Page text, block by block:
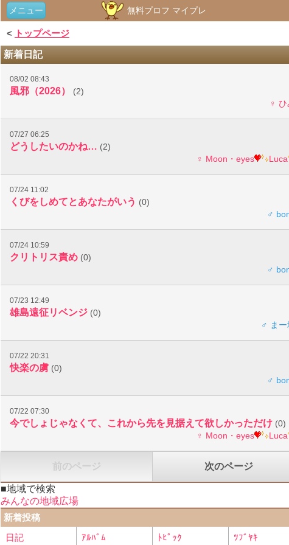
メニュー 無料プロフ マイプレ
< トップページ
新着日記
08/02 08:43
風邪（2026） (2)
♀ ひ
07/27 06:25
どうしたいのかね… (2)
♀ Moon・eyes
Luca
07/24 11:02
くびをしめてとあなたがいう (0)
♂
07/24 10:59
クリトリス責め (0)
♂
07/23 12:49
雄島遠征リベンジ (0)
♂ まー
07/22 20:31
快楽の虜 (0)
♂
07/22 07:30
今でしょじゃなくて、これから先を見据えて欲しかっただけ (0)
♀ Moon・eyes
Luca
前のページ 次のページ
■地域で検索
みんなの地域広場
新着投稿
日記
ｱﾙﾊﾞﾑ ﾄﾋﾟｯｸ
ﾂﾌﾞﾔｷ